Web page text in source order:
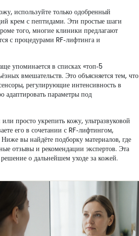
используйте только одобренный
крем с пептидами. Эти простые шаги
того, многие клиники предлагают
с процедурами RF‑лифтинга и
упоминается в списках «топ‑5
вмешательств. Это объясняется тем, что
регулирующие интенсивность в
параметры под
просто укрепить кожу, ультразвуковой
его в сочетании с RF‑лифтингом,
вы найдёте подборку материалов, где
отзывы и рекомендации экспертов. Эта
о дальнейшем уходе за кожей.